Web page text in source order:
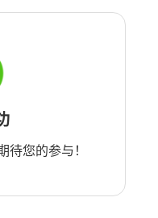
待您的参与！